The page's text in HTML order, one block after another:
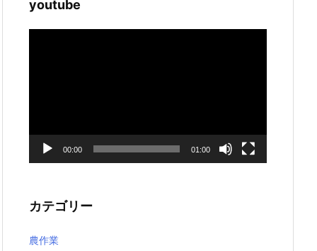
youtube
00:00 01:00
カテゴリー
農作業